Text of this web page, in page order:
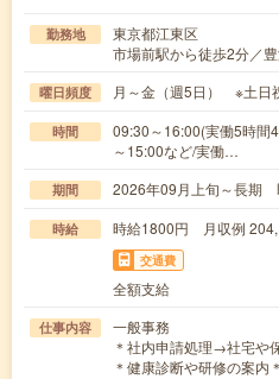
勤務地
東京都江東区
市場前駅から徒歩2分／
曜日頻度 月～金（週5日） ※土日
時間
09:30～16:00(実働5時
～15:00など/実働…
期間 2026年09月上旬～長期
時給 時給1800円 月収例
交通費
全額支給
仕事内容
一般事務
＊社内申請処理→社宅や
＊健康診断や研修の案